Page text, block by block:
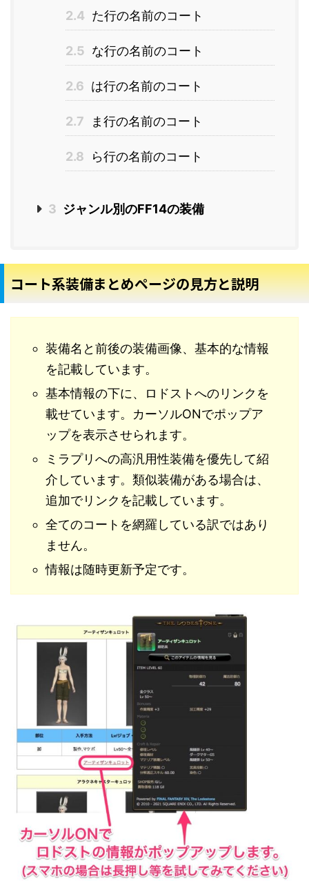
2.4 た行の名前のコート
2.5 な行の名前のコート
2.6 は行の名前のコート
2.7 ま行の名前のコート
2.8 ら行の名前のコート
3 ジャンル別のFF14の装備
コート系装備まとめページの見方と説明
装備名と前後の装備画像、基本的な情報
を記載しています。
基本情報の下に、ロドストへのリンクを
載せています。カーソルONでポップア
ップを表示させられます。
ミラプリへの高汎用性装備を優先して紹
介しています。類似装備がある場合は、
追加でリンクを記載しています。
全てのコートを網羅している訳ではあり
ません。
情報は随時更新予定です。